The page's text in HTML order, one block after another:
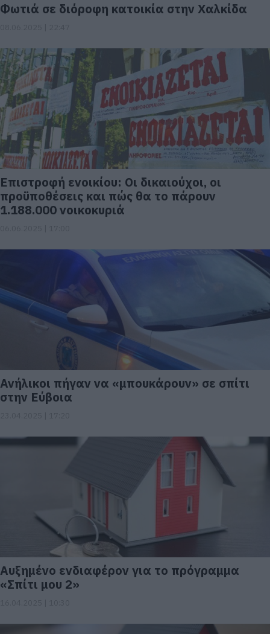
Φωτιά σε διόροφη κατοικία στην Χαλκίδα
Επιστροφή ενοικίου: Οι δικαιούχοι, οι
προϋποθέσεις και πώς θα το πάρουν
1.188.000 νοικοκυριά
Ανήλικοι πήγαν να «μπουκάρουν» σε σπίτι
στην Εύβοια
Αυξημένο ενδιαφέρον για το πρόγραμμα
«Σπίτι μου 2»